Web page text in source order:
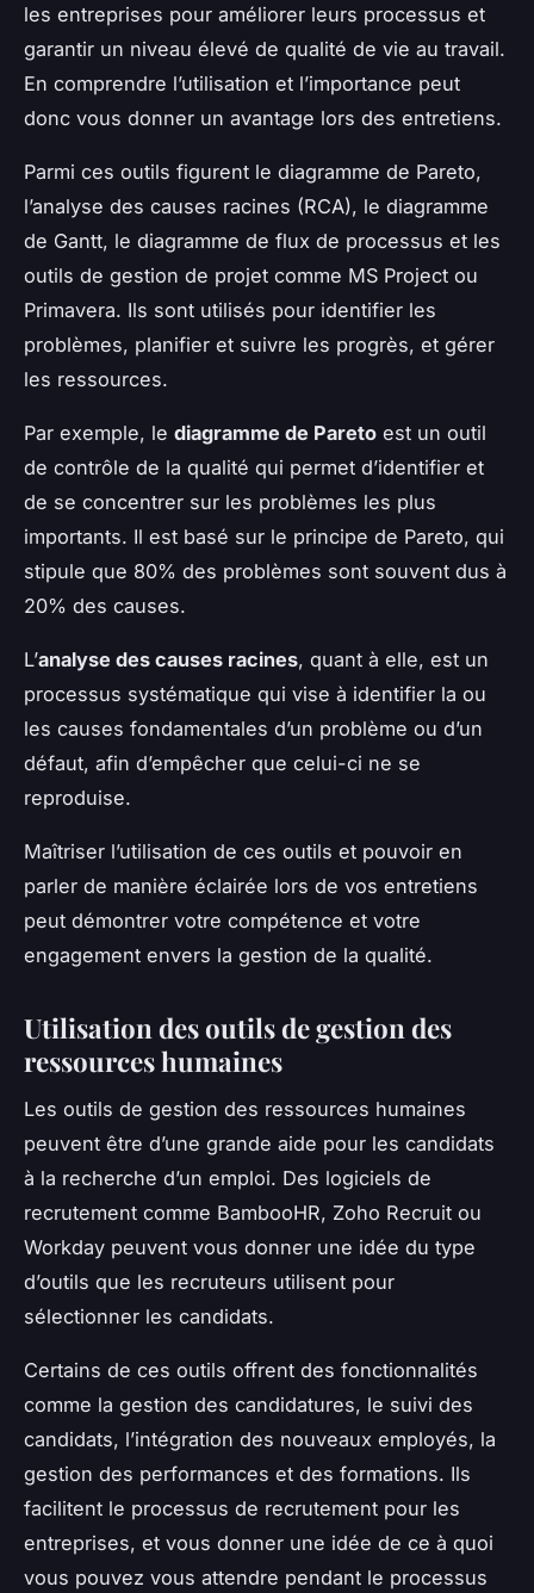
les entreprises pour améliorer leurs processus et
garantir un niveau élevé de qualité de vie au travail.
En comprendre l’utilisation et l’importance peut
donc vous donner un avantage lors des entretiens.
Parmi ces outils figurent le diagramme de Pareto,
l’analyse des causes racines (RCA), le diagramme
de Gantt, le diagramme de flux de processus et les
outils de gestion de projet comme MS Project ou
Primavera. Ils sont utilisés pour identifier les
problèmes, planifier et suivre les progrès, et gérer
les ressources.
Par exemple, le diagramme de Pareto est un outil
de contrôle de la qualité qui permet d’identifier et
de se concentrer sur les problèmes les plus
importants. Il est basé sur le principe de Pareto, qui
stipule que 80% des problèmes sont souvent dus à
20% des causes.
L’analyse des causes racines, quant à elle, est un
processus systématique qui vise à identifier la ou
les causes fondamentales d’un problème ou d’un
défaut, afin d’empêcher que celui-ci ne se
reproduise.
Maîtriser l’utilisation de ces outils et pouvoir en
parler de manière éclairée lors de vos entretiens
peut démontrer votre compétence et votre
engagement envers la gestion de la qualité.
Utilisation des outils de gestion des
ressources humaines
Les outils de gestion des ressources humaines
peuvent être d’une grande aide pour les candidats
à la recherche d’un emploi. Des logiciels de
recrutement comme BambooHR, Zoho Recruit ou
Workday peuvent vous donner une idée du type
d’outils que les recruteurs utilisent pour
sélectionner les candidats.
Certains de ces outils offrent des fonctionnalités
comme la gestion des candidatures, le suivi des
candidats, l’intégration des nouveaux employés, la
gestion des performances et des formations. Ils
facilitent le processus de recrutement pour les
entreprises, et vous donner une idée de ce à quoi
vous pouvez vous attendre pendant le processus